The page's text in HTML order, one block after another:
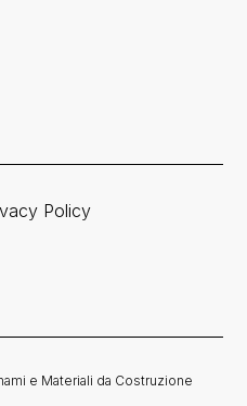
Policy
e Materiali da Costruzione